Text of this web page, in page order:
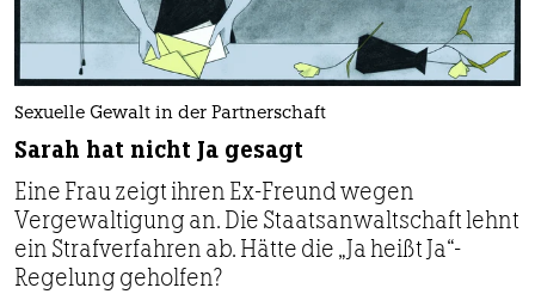
Sexuelle Gewalt in der Partnerschaft
Sarah hat nicht Ja gesagt
Eine Frau zeigt ihren Ex-Freund wegen
Vergewaltigung an. Die Staatsanwaltschaft lehnt
ein Strafverfahren ab. Hätte die „Ja heißt Ja“-
Regelung geholfen?